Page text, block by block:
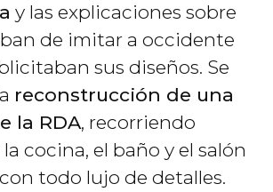
y las explicaciones sobre
de imitar a occidente
sus diseños. Se
reconstrucción de una
la RDA, recorriendo
cocina, el baño y el salón
todo lujo de detalles.